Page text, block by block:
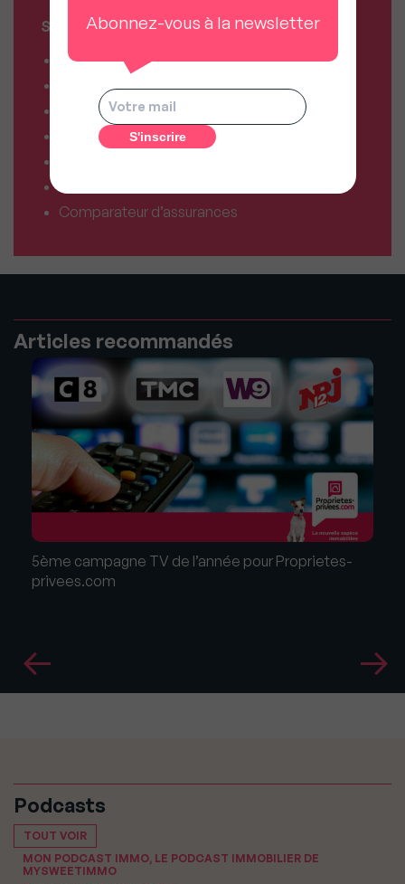
SERVICES MY SWEET'IMMO
Combien vaut mon bien ?
Combien puis-je emprunter ?
Comparateur de forfaits mobile
Comparateur de forfaits box Internet
Résiliez vos abonnements facilement
Comparateur d’assurances
Articles recommandés
5ème campagne TV de l’année pour Proprietes-
privees.com
Podcasts
TOUT VOIR
MON PODCAST IMMO, LE PODCAST IMMOBILIER DE
MYSWEETIMMO
Abonnez-vous à la newsletter